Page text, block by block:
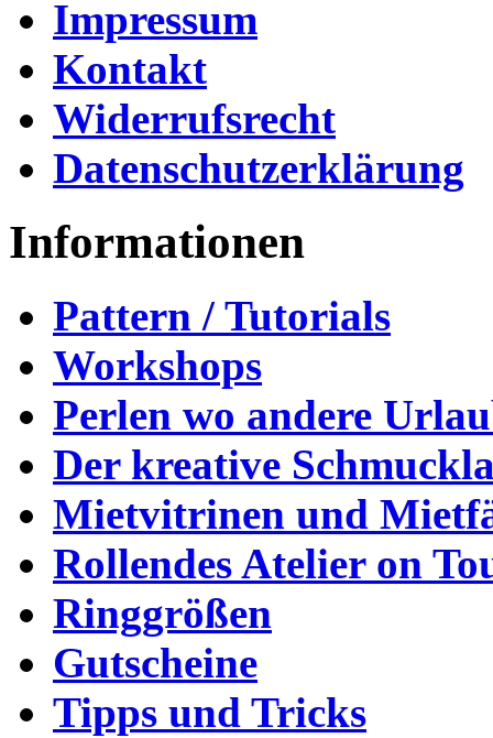
Impressum
Kontakt
Widerrufsrecht
Datenschutzerklärung
Informationen
Pattern / Tutorials
Workshops
Perlen wo andere
Der kreative
Mietvitrinen und
Rollendes Atelier on
Ringgrößen
Gutscheine
Tipps und Tricks